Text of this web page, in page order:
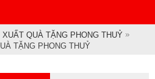
XUẤT QUÀ TẶNG PHONG THUỶ
TẶNG PHONG THUỶ